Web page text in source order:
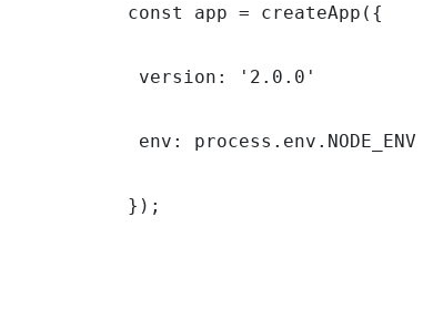
const app = createApp({
version: '2.0.0'
env:
});